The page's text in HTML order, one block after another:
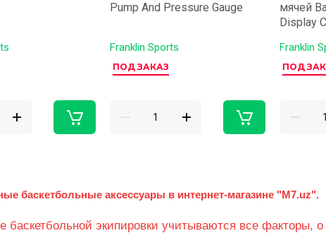
Pump And Pressure Gauge
Franklin Sports
ПОД ЗАКАЗ
мячей
Display
Franklin
ПОД
баскетбольные аксессуары в интернет-магазине "M7.uz".
баскетбольной экипировки учитываются все факторы,